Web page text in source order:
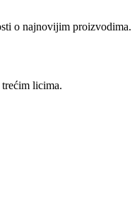
o najnovijim proizvodima.
licima.